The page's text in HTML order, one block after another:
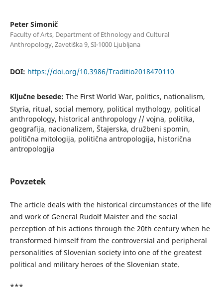
Peter Simonič
Faculty of Arts, Department of Ethnology and Cultural
Anthropology, Zavetiška 9, SI-1000 Ljubljana
DOI: https://doi.org/10.3986/Traditio2018470110
Ključne besede: The First World War, politics, nationalism,
Styria, ritual, social memory, political mythology, political
anthropology, historical anthropology // vojna, politika,
geografija, nacionalizem, Štajerska, družbeni spomin,
politična mitologija, politična antropologija, historična
antropologija
Povzetek
The article deals with the historical circumstances of the life
and work of General Rudolf Maister and the social
perception of his actions through the 20th century when he
transformed himself from the controversial and peripheral
personalities of Slovenian society into one of the greatest
political and military heroes of the Slovenian state.
***